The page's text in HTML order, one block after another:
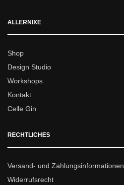
ALLERNIXE
Shop
Design Studio
Workshops
Kontakt
Celle Gin
RECHTLICHES
Versand- und Zahlungsinformationen
Widerrufsrecht